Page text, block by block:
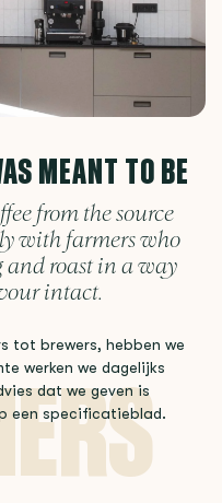
MEANT TO BE
from the source
with farmers who
roast in a way
intact.
tot brewers, hebben we
werken we dagelijks
dat we geven is
een specificatieblad.